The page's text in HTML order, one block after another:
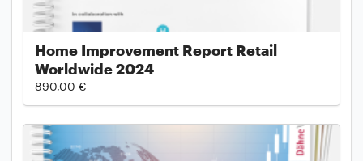
Home Improvement Report Retail
Worldwide 2024
890,00 €